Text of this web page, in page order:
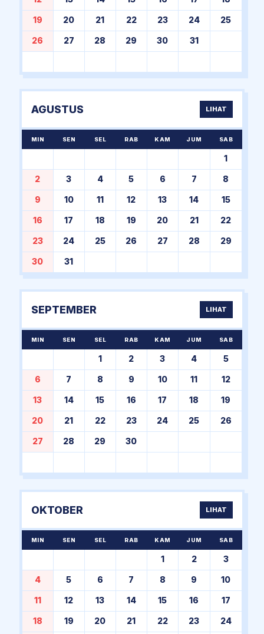
19 20 21 22 23 24 25
26 27 28 29 30 31
AGUSTUS LIHAT
MIN SEN SEL RAB KAM JUM SAB
1
2 3 4 5 6 7 8
9 10 11 12 13 14 15
16 17 18 19 20 21 22
23 24 25 26 27 28 29
30 31
SEPTEMBER LIHAT
MIN SEN SEL RAB KAM JUM SAB
1 2 3 4 5
6 7 8 9 10 11 12
13 14 15 16 17 18 19
20 21 22 23 24 25 26
27 28 29 30
OKTOBER LIHAT
MIN SEN SEL RAB KAM JUM SAB
1 2 3
4 5 6 7 8 9 10
11 12 13 14 15 16 17
18 19 20 21 22 23 24